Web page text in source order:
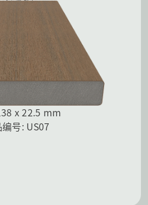
x 22.5 mm
编号: US07